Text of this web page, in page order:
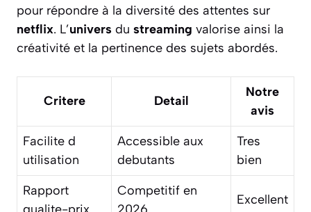
pour répondre à la diversité des attentes sur
netflix. L’univers du streaming valorise ainsi la
créativité et la pertinence des sujets abordés.
Critere Detail
Notre
avis
Facilite d
utilisation
Accessible aux
debutants
Tres
bien
Rapport
Competitif en
Excellent